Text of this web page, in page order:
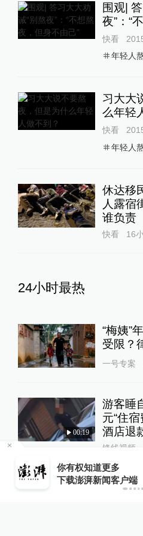
围观|
夜”：“
快看
年轻人
习大大
么年轻
快看
年轻人
休达移
人露宿
谁负责
快看 16
24小时最热
“梅姨”
受限？
一号专案
00:19
游客睡
元“住
酒店退
锋线视频
宇树科
你有权知道更多
下载澎湃新闻客户端